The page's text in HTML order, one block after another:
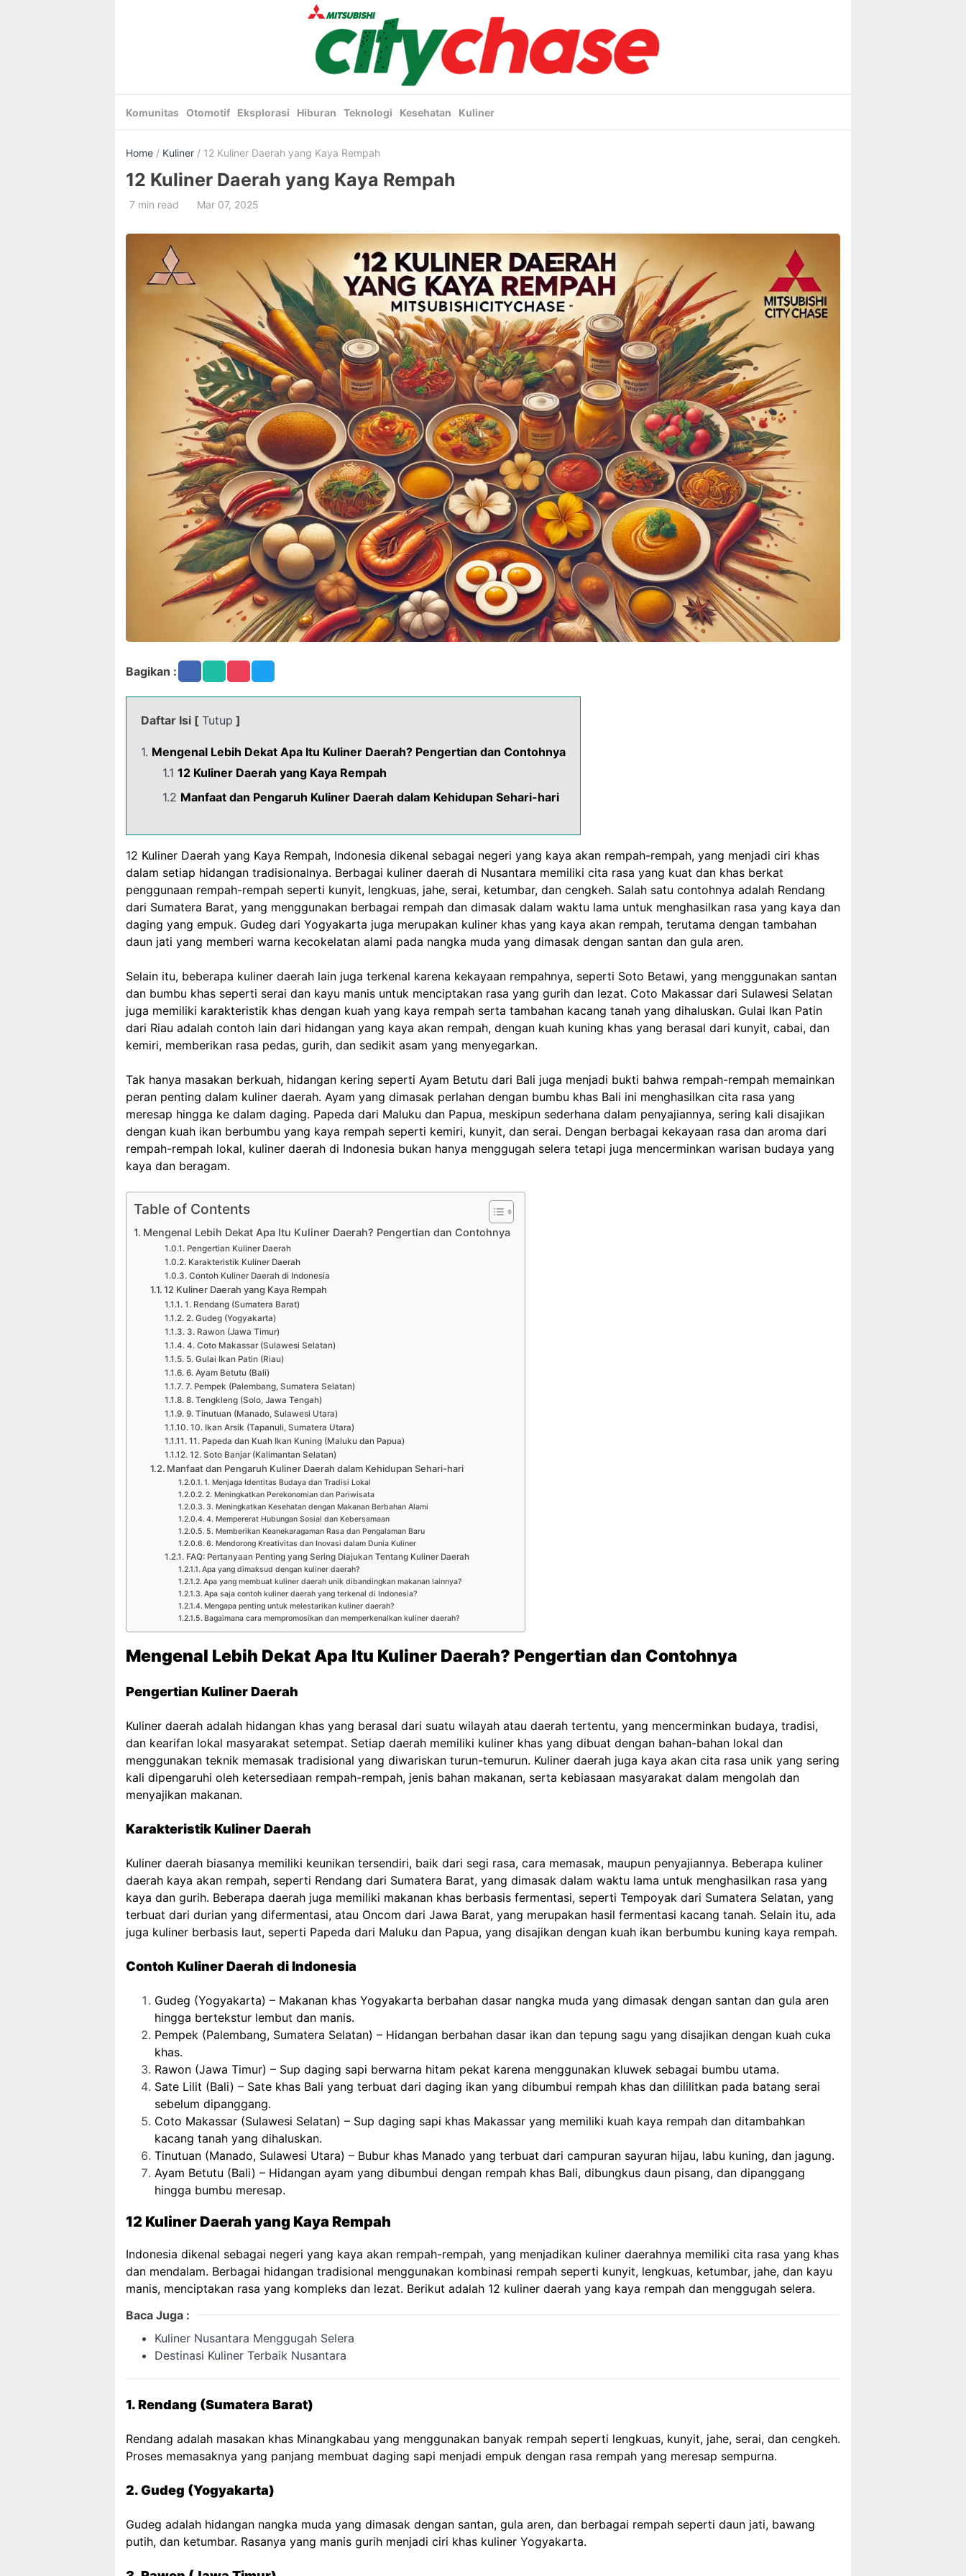
Komunitas Otomotif Eksplorasi Hiburan Teknologi Kesehatan Kuliner
Home / Kuliner / 12 Kuliner Daerah yang Kaya Rempah
12 Kuliner Daerah yang Kaya Rempah
7 min read Mar 07, 2025
Bagikan :
Daftar Isi [ Tutup ]
1. Mengenal Lebih Dekat Apa Itu Kuliner Daerah? Pengertian dan Contohnya
1.1 12 Kuliner Daerah yang Kaya Rempah
1.2 Manfaat dan Pengaruh Kuliner Daerah dalam Kehidupan Sehari-hari
12 Kuliner Daerah yang Kaya Rempah, Indonesia dikenal sebagai negeri yang kaya akan rempah-rempah, yang menjadi ciri khas
dalam setiap hidangan tradisionalnya. Berbagai kuliner daerah di Nusantara memiliki cita rasa yang kuat dan khas berkat
penggunaan rempah-rempah seperti kunyit, lengkuas, jahe, serai, ketumbar, dan cengkeh. Salah satu contohnya adalah Rendang
dari Sumatera Barat, yang menggunakan berbagai rempah dan dimasak dalam waktu lama untuk menghasilkan rasa yang kaya dan
daging yang empuk. Gudeg dari Yogyakarta juga merupakan kuliner khas yang kaya akan rempah, terutama dengan tambahan
daun jati yang memberi warna kecokelatan alami pada nangka muda yang dimasak dengan santan dan gula aren.
Selain itu, beberapa kuliner daerah lain juga terkenal karena kekayaan rempahnya, seperti Soto Betawi, yang menggunakan santan
dan bumbu khas seperti serai dan kayu manis untuk menciptakan rasa yang gurih dan lezat. Coto Makassar dari Sulawesi Selatan
juga memiliki karakteristik khas dengan kuah yang kaya rempah serta tambahan kacang tanah yang dihaluskan. Gulai Ikan Patin
dari Riau adalah contoh lain dari hidangan yang kaya akan rempah, dengan kuah kuning khas yang berasal dari kunyit, cabai, dan
kemiri, memberikan rasa pedas, gurih, dan sedikit asam yang menyegarkan.
Tak hanya masakan berkuah, hidangan kering seperti Ayam Betutu dari Bali juga menjadi bukti bahwa rempah-rempah memainkan
peran penting dalam kuliner daerah. Ayam yang dimasak perlahan dengan bumbu khas Bali ini menghasilkan cita rasa yang
meresap hingga ke dalam daging. Papeda dari Maluku dan Papua, meskipun sederhana dalam penyajiannya, sering kali disajikan
dengan kuah ikan berbumbu yang kaya rempah seperti kemiri, kunyit, dan serai. Dengan berbagai kekayaan rasa dan aroma dari
rempah-rempah lokal, kuliner daerah di Indonesia bukan hanya menggugah selera tetapi juga mencerminkan warisan budaya yang
kaya dan beragam.
Table of Contents
Mengenal Lebih Dekat Apa Itu Kuliner Daerah? Pengertian dan Contohnya
Pengertian Kuliner Daerah
Karakteristik Kuliner Daerah
Contoh Kuliner Daerah di Indonesia
12 Kuliner Daerah yang Kaya Rempah
1. Rendang (Sumatera Barat)
2. Gudeg (Yogyakarta)
3. Rawon (Jawa Timur)
4. Coto Makassar (Sulawesi Selatan)
5. Gulai Ikan Patin (Riau)
6. Ayam Betutu (Bali)
7. Pempek (Palembang, Sumatera Selatan)
8. Tengkleng (Solo, Jawa Tengah)
9. Tinutuan (Manado, Sulawesi Utara)
10. Ikan Arsik (Tapanuli, Sumatera Utara)
11. Papeda dan Kuah Ikan Kuning (Maluku dan Papua)
12. Soto Banjar (Kalimantan Selatan)
Manfaat dan Pengaruh Kuliner Daerah dalam Kehidupan Sehari-hari
1. Menjaga Identitas Budaya dan Tradisi Lokal
2. Meningkatkan Perekonomian dan Pariwisata
3. Meningkatkan Kesehatan dengan Makanan Berbahan Alami
4. Mempererat Hubungan Sosial dan Kebersamaan
5. Memberikan Keanekaragaman Rasa dan Pengalaman Baru
6. Mendorong Kreativitas dan Inovasi dalam Dunia Kuliner
FAQ: Pertanyaan Penting yang Sering Diajukan Tentang Kuliner Daerah
Apa yang dimaksud dengan kuliner daerah?
Apa yang membuat kuliner daerah unik dibandingkan makanan lainnya?
Apa saja contoh kuliner daerah yang terkenal di Indonesia?
Mengapa penting untuk melestarikan kuliner daerah?
Bagaimana cara mempromosikan dan memperkenalkan kuliner daerah?
Mengenal Lebih Dekat Apa Itu Kuliner Daerah? Pengertian dan Contohnya
Pengertian Kuliner Daerah
Kuliner daerah adalah hidangan khas yang berasal dari suatu wilayah atau daerah tertentu, yang mencerminkan budaya, tradisi,
dan kearifan lokal masyarakat setempat. Setiap daerah memiliki kuliner khas yang dibuat dengan bahan-bahan lokal dan
menggunakan teknik memasak tradisional yang diwariskan turun-temurun. Kuliner daerah juga kaya akan cita rasa unik yang sering
kali dipengaruhi oleh ketersediaan rempah-rempah, jenis bahan makanan, serta kebiasaan masyarakat dalam mengolah dan
menyajikan makanan.
Karakteristik Kuliner Daerah
Kuliner daerah biasanya memiliki keunikan tersendiri, baik dari segi rasa, cara memasak, maupun penyajiannya. Beberapa kuliner
daerah kaya akan rempah, seperti Rendang dari Sumatera Barat, yang dimasak dalam waktu lama untuk menghasilkan rasa yang
kaya dan gurih. Beberapa daerah juga memiliki makanan khas berbasis fermentasi, seperti Tempoyak dari Sumatera Selatan, yang
terbuat dari durian yang difermentasi, atau Oncom dari Jawa Barat, yang merupakan hasil fermentasi kacang tanah. Selain itu, ada
juga kuliner berbasis laut, seperti Papeda dari Maluku dan Papua, yang disajikan dengan kuah ikan berbumbu kuning kaya rempah.
Contoh Kuliner Daerah di Indonesia
Gudeg (Yogyakarta) – Makanan khas Yogyakarta berbahan dasar nangka muda yang dimasak dengan santan dan gula aren
hingga bertekstur lembut dan manis.
Pempek (Palembang, Sumatera Selatan) – Hidangan berbahan dasar ikan dan tepung sagu yang disajikan dengan kuah cuka
khas.
Rawon (Jawa Timur) – Sup daging sapi berwarna hitam pekat karena menggunakan kluwek sebagai bumbu utama.
Sate Lilit (Bali) – Sate khas Bali yang terbuat dari daging ikan yang dibumbui rempah khas dan dililitkan pada batang serai
sebelum dipanggang.
Coto Makassar (Sulawesi Selatan) – Sup daging sapi khas Makassar yang memiliki kuah kaya rempah dan ditambahkan
kacang tanah yang dihaluskan.
Tinutuan (Manado, Sulawesi Utara) – Bubur khas Manado yang terbuat dari campuran sayuran hijau, labu kuning, dan jagung.
Ayam Betutu (Bali) – Hidangan ayam yang dibumbui dengan rempah khas Bali, dibungkus daun pisang, dan dipanggang
hingga bumbu meresap.
12 Kuliner Daerah yang Kaya Rempah
Indonesia dikenal sebagai negeri yang kaya akan rempah-rempah, yang menjadikan kuliner daerahnya memiliki cita rasa yang khas
dan mendalam. Berbagai hidangan tradisional menggunakan kombinasi rempah seperti kunyit, lengkuas, ketumbar, jahe, dan kayu
manis, menciptakan rasa yang kompleks dan lezat. Berikut adalah 12 kuliner daerah yang kaya rempah dan menggugah selera.
Baca Juga :
Kuliner Nusantara Menggugah Selera
Destinasi Kuliner Terbaik Nusantara
1. Rendang (Sumatera Barat)
Rendang adalah masakan khas Minangkabau yang menggunakan banyak rempah seperti lengkuas, kunyit, jahe, serai, dan cengkeh.
Proses memasaknya yang panjang membuat daging sapi menjadi empuk dengan rasa rempah yang meresap sempurna.
2. Gudeg (Yogyakarta)
Gudeg adalah hidangan nangka muda yang dimasak dengan santan, gula aren, dan berbagai rempah seperti daun jati, bawang
putih, dan ketumbar. Rasanya yang manis gurih menjadi ciri khas kuliner Yogyakarta.